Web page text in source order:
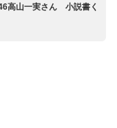
高山一実さん 小説書く